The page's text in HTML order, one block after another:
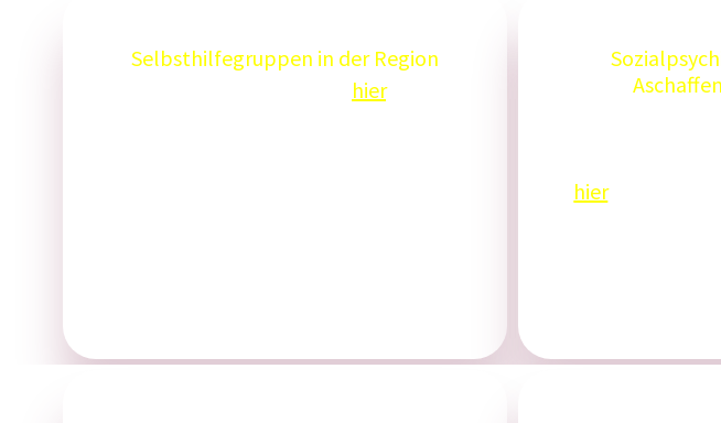
Selbsthilfegruppen in der Region
hier.
hier.